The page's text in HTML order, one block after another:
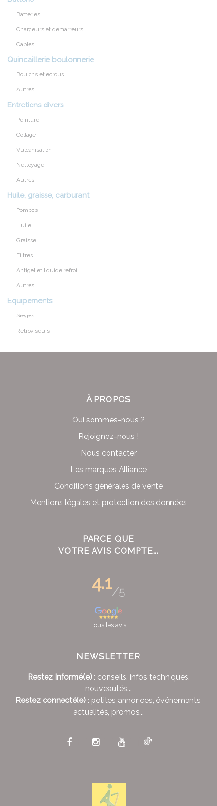
Batteries
Chargeurs et demarreurs
Cables
Quincaillerie boulonnerie
Boulons et ecrous
Autres
Entretiens divers
Peinture
Collage
Vulcanisation
Nettoyage
Autres
Huile, graisse, carburant
Pompes
Huile
Graisse
Filtres
Antigel et liquide refroi
Autres
Equipements
Sieges
Retroviseurs
À PROPOS
Qui sommes-nous ?
Rejoignez-nous !
Nous contacter
Les marques Alliance
Conditions générales de vente
Mentions légales et protection des données
PARCE QUE
VOTRE AVIS COMPTE...
4.1/5
Tous les avis
NEWSLETTER
Restez Informé(e): conseils, infos techniques,
nouveautés...
Restez connecté(e): petites annonces, événements,
actualités, promos...